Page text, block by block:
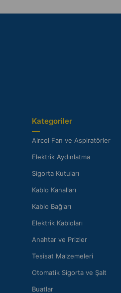
Kategoriler
Aircol Fan ve Aspiratörler
Elektrik Aydınlatma
Sigorta Kutuları
Kablo Kanalları
Kablo Bağları
Elektrik Kabloları
Anahtar ve Prizler
Tesisat Malzemeleri
Otomatik Sigorta ve Şalt
Buatlar